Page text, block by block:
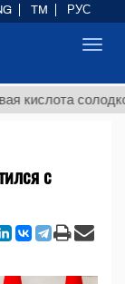
солодкового
с
TM РУС